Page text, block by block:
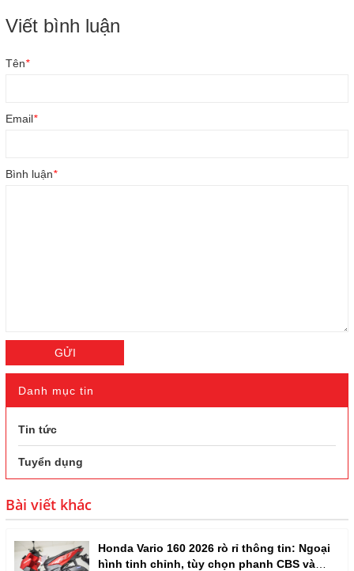
Viết bình luận
Tên*
Email*
Bình luận*
GỬI
Danh mục tin
Tin tức
Tuyển dụng
Bài viết khác
Honda Vario 160 2026 rò rỉ thông tin: Ngoại
hình tinh chỉnh, tùy chọn phanh CBS và